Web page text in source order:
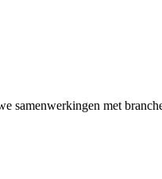
met